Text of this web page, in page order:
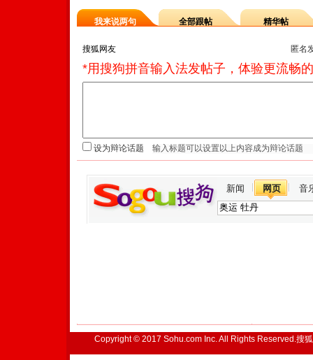
我来说两句 全部跟帖 精华帖
匿名
*用搜狗拼音输入法发帖子，体验更流畅
设为辩论话题
新闻 网页 音
Copyright © 2017 Sohu.com Inc. All Rights Reserved.搜